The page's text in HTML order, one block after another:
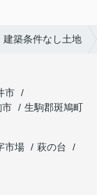
築条件なし土地
市
市
生駒郡斑鳩町
市場
萩の台